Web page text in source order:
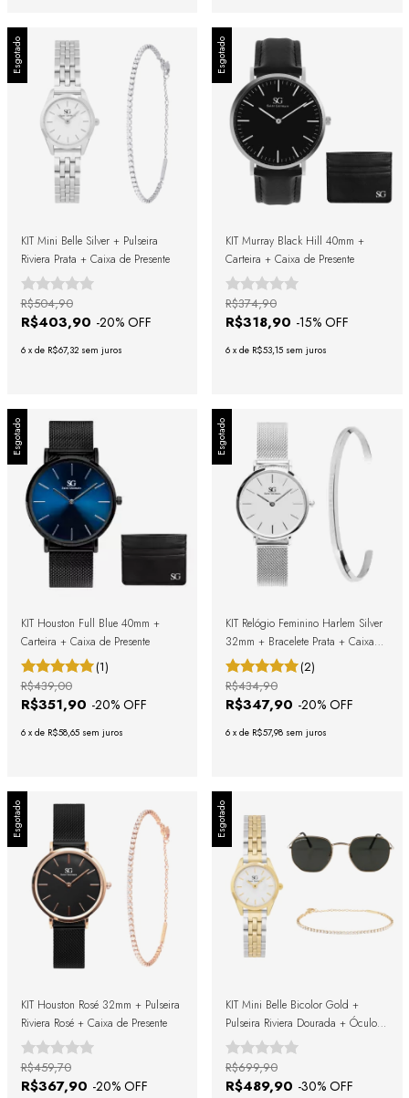
Esgotado
KIT Mini Belle Silver + Pulseira
Riviera Prata + Caixa de Presente
R$403,90 -20% OFF
R$504,90
6 x de R$67,32 sem juros
Esgotado
KIT Murray Black Hill 40mm +
Carteira + Caixa de Presente
R$318,90 -15% OFF
R$374,90
6 x de R$53,15 sem juros
Esgotado
KIT Houston Full Blue 40mm +
Carteira + Caixa de Presente
(1)
R$351,90 -20% OFF
R$439,00
6 x de R$58,65 sem juros
Esgotado
KIT Relógio Feminino Harlem Silver
32mm + Bracelete Prata + Caixa
de Presente
(2)
R$347,90 -20% OFF
R$434,90
6 x de R$57,98 sem juros
Esgotado
KIT Houston Rosé 32mm + Pulseira
Riviera Rosé + Caixa de Presente
R$367,90 -20% OFF
R$459,70
Esgotado
KIT Mini Belle Bicolor Gold +
Pulseira Riviera Dourada + Óculos
de Sol Harbor Green Gold + Caixa
de Presente
R$489,90 -30% OFF
R$699,90